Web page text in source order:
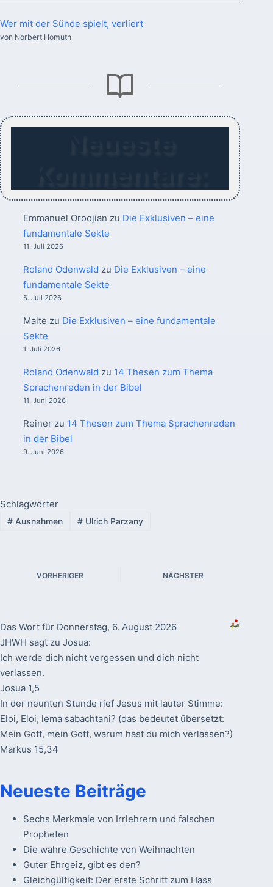
Wer mit der Sünde spielt, verliert
von Norbert Homuth
Emmanuel Oroojian zu Die Exklusiven – eine
fundamentale Sekte
11. Juli 2026
Roland Odenwald zu Die Exklusiven – eine
fundamentale Sekte
5. Juli 2026
Malte zu Die Exklusiven – eine fundamentale
Sekte
1. Juli 2026
Roland Odenwald zu 14 Thesen zum Thema
Sprachenreden in der Bibel
11. Juni 2026
Reinerzu 14 Thesen zum Thema Sprachenreden
in der Bibel
9. Juni 2026
Schlagwörter
#Ausnahmen #Ulrich Parzany
VORHERIGER NÄCHSTER
Das Wort für Donnerstag, 6. August 2026
JHWH sagt zu Josua:
Ich werde dich nicht vergessen und dich nicht
verlassen.
Josua 1,5
In der neunten Stunde rief Jesus mit lauter Stimme:
Eloi, Eloi, lema sabachtani? (das bedeutet übersetzt:
Mein Gott, mein Gott, warum hast du mich verlassen?)
Markus 15,34
Neueste Beiträge
Sechs Merkmale von Irrlehrern und falschen
Propheten
Die wahre Geschichte von Weihnachten
Guter Ehrgeiz, gibt es den?
Gleichgültigkeit: Der erste Schritt zum Hass